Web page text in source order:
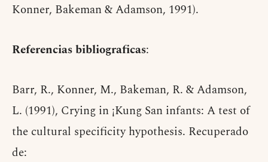
Konner, Bakeman & Adamson, 1991).
Referencias bibliograficas:
Barr, R., Konner, M., Bakeman, R. & Adamson,
L. (1991), Crying in ¡Kung San infants: A test of
the cultural specificity hypothesis. Recuperado
de: